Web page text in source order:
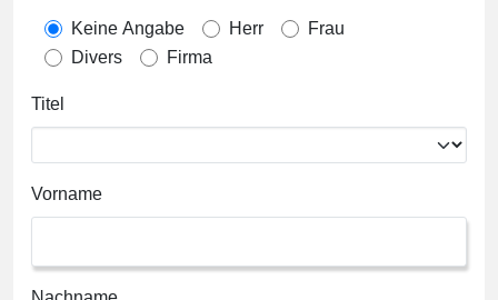
Keine Angabe Herr
Frau
Divers
Firma
Titel
Vorname